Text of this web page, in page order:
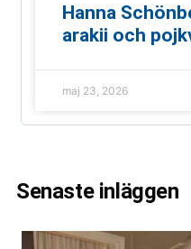
Hanna
arakii och
maj 23, 2026
Senaste inläggen